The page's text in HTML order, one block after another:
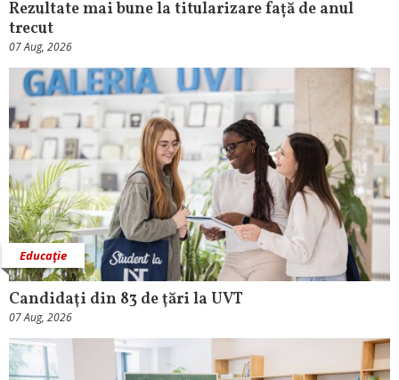
Rezultate mai bune la titularizare față de anul
trecut
07 Aug, 2026
Educaţie
Candidaţi din 83 de ţări la UVT
07 Aug, 2026